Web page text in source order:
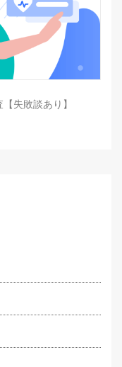
失敗談あり】